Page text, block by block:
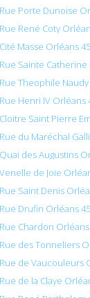
Porte Dunoise
René Coty
Masse Orléans
Sainte Catherine
Theophile
Henri IV Orléans
Saint Pierre
du Maréchal
des Augustins
de Joie
Saint Denis
Drufin Orléans
Chardon Orléans
des Tonneliers
de Vaucouleurs
de la Claye